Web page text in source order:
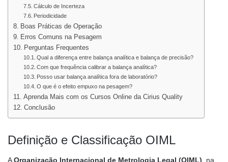
Cálculo de Incerteza
Periodicidade
Boas Práticas de Operação
Erros Comuns na Pesagem
Perguntas Frequentes
Qual a diferença entre balança analítica e balança de precisão?
Com que frequência calibrar a balança analítica?
Posso usar balança analítica fora de laboratório?
O que é o efeito empuxo na pesagem?
Aprenda Mais com os Cursos Online da Cirius Quality
Conclusão
Definição e Classificação OIML
AOrganização Internacional de Metrologia Legal (OIML) , na